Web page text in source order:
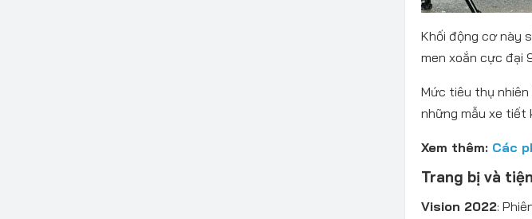
Khối động cơ này
men xoắn cực đại
Mức tiêu thụ
những mẫu xe tiết
Xem thêm: Các
Trang bị và
Vision 2022: